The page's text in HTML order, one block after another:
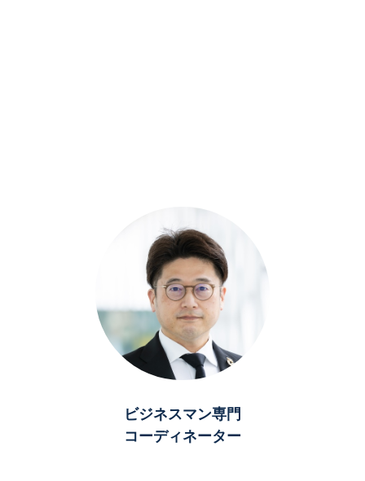
ビジネスマン専門
コーディネーター